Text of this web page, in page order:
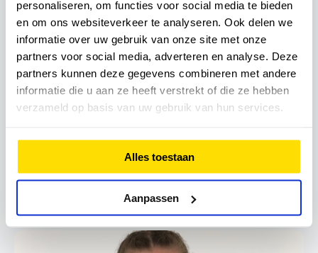
personaliseren, om functies voor social media te bieden
en om ons websiteverkeer te analyseren. Ook delen we
informatie over uw gebruik van onze site met onze
partners voor social media, adverteren en analyse. Deze
partners kunnen deze gegevens combineren met andere
informatie die u aan ze heeft verstrekt of die ze hebben
verzameld op basis van uw gebruik van hun services.
Alles toestaan
Aanpassen
Holly Swietering - Tops